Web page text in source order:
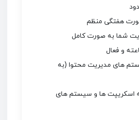
هفتگی منظم
شما به صورت کامل
های مدیریت محتوا (به
اسکریپت ها و سیستم های